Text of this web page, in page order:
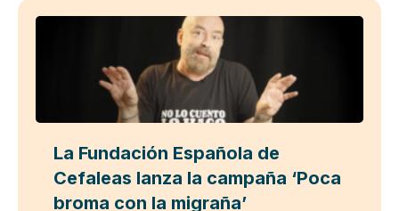
La Fundación Española de
Cefaleas lanza la campaña ‘Poca
broma con la migraña’